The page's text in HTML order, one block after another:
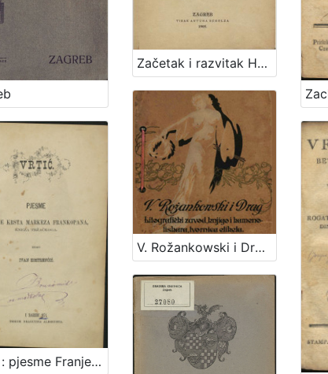
Začetak i razvitak Hrvatskog kazališta sa stručnog stanovišta : za šire općinstvo / napisao Nikola Milan (Simeonović)
Vrtić : pjesme Franje Krsta markeza Frankopana, kneza Tržačkoga / izdao Ivan Kostrenčić
V. Rožankowski i Drug : litografički zavod, knjigo i kamenotiskara, tvornica etiketa : 1898-1913